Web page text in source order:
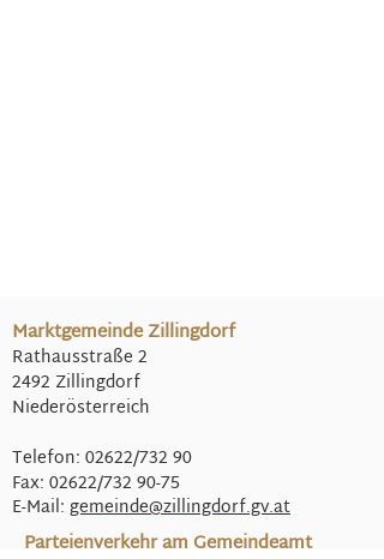
Marktgemeinde Zillingdorf
Rathausstraße 2
2492 Zillingdorf
Niederösterreich
Telefon: 02622/732 90
Fax: 02622/732 90-75
E-Mail: gemeinde@zillingdorf.gv.at
Parteienverkehr am Gemeindeamt